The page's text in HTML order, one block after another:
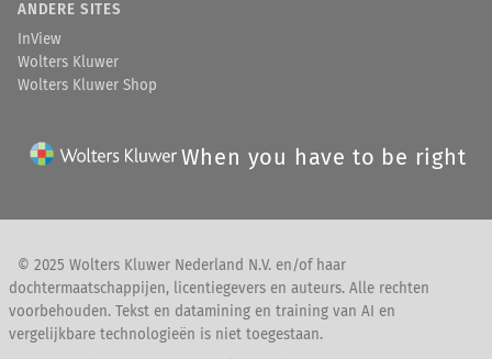
ANDERE SITES
InView
Wolters Kluwer
Wolters Kluwer Shop
When you have to be right
© 2025 Wolters Kluwer Nederland N.V. en/of haar
dochtermaatschappijen, licentiegevers en auteurs. Alle rechten
voorbehouden. Tekst en datamining en training van AI en
vergelijkbare technologieën is niet toegestaan.